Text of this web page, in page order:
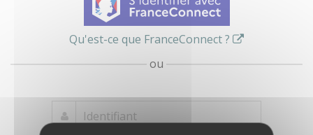
Qu'est-ce que FranceConnect ?
ou